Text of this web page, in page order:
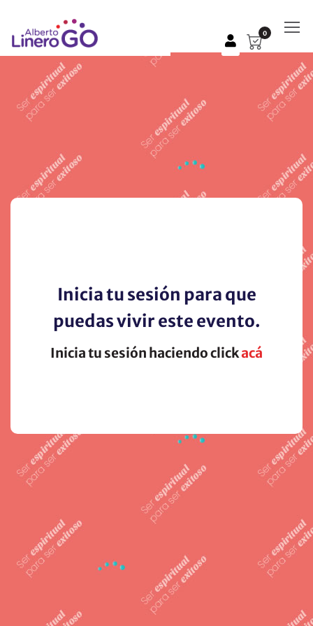
0
Inicia tu sesión para que
puedas vivir este evento.
Inicia tu sesión haciendo clickacá